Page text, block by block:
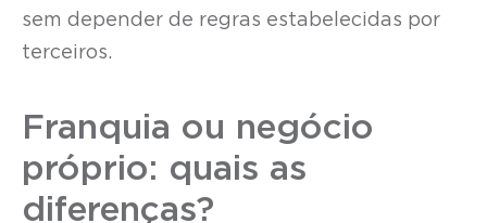
sem depender de regras estabelecidas por
terceiros.
Franquia ou negócio
próprio: quais as
diferenças?